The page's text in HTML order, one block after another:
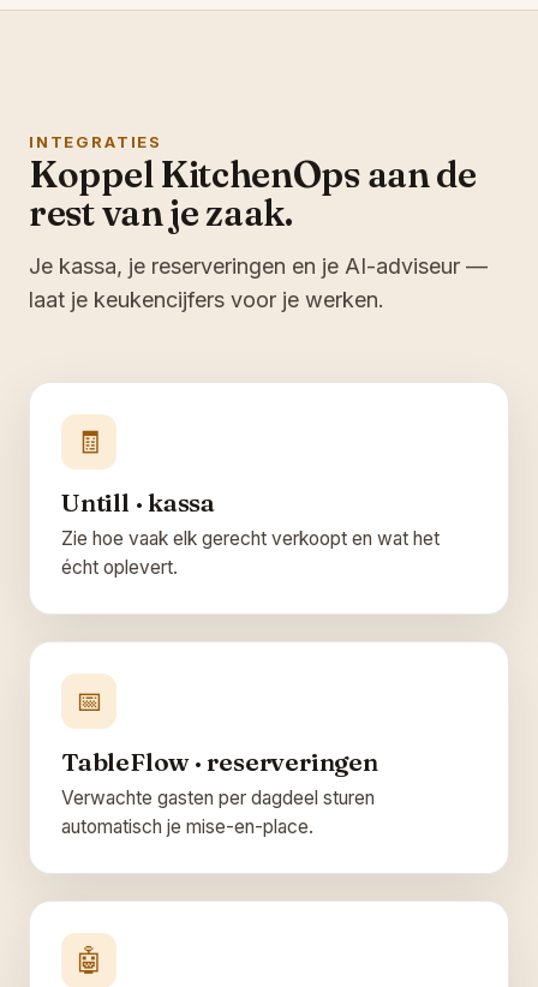
INTEGRATIES
Koppel KitchenOps aan de
rest van je zaak.
Je kassa, je reserveringen en je AI-adviseur —
laat je keukencijfers voor je werken.
🧾
Untill · kassa
Zie hoe vaak elk gerecht verkoopt en wat het
écht oplevert.
📅
TableFlow · reserveringen
Verwachte gasten per dagdeel sturen
automatisch je mise-en-place.
🤖